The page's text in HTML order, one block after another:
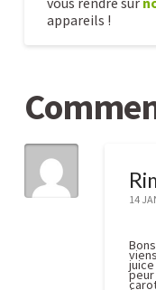
appareils !
Les
à
éviter
dans
votre
extracteur14